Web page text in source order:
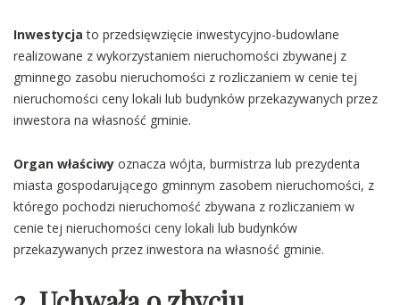
Inwestycja to przedsięwzięcie inwestycyjno-budowlane
realizowane z wykorzystaniem nieruchomości zbywanej z
gminnego zasobu nieruchomości z rozliczaniem w cenie tej
nieruchomości ceny lokali lub budynków przekazywanych przez
inwestora na własność gminie.
Organ właściwy oznacza wójta, burmistrza lub prezydenta
miasta gospodarującego gminnym zasobem nieruchomości, z
którego pochodzi nieruchomość zbywana z rozliczaniem w
cenie tej nieruchomości ceny lokali lub budynków
przekazywanych przez inwestora na własność gminie.